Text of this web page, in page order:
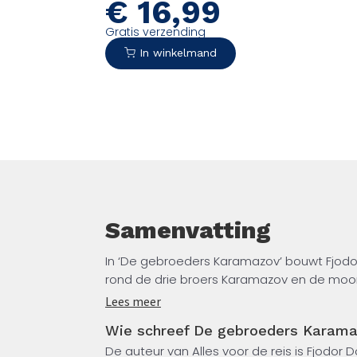
gruweldaad. De vermenging van
psychologie en pure vertelkunst maakt
Fjodor Dostojevski (1821-1881) tot een
negentiende-eeuwse
€ 16,99
Gratis verzending
In winkelmand
Samenvatting
In ‘De gebroeders Karamazov’ bouwt
rond de drie broers Karamazov en de
gehad voor deze gruweldaad. De
literatuur.‘Onmisbaar voor mij, als schrijver
Lees meer
Wie schreef De gebroeders
De auteur van Alles voor de reis is Fjodor